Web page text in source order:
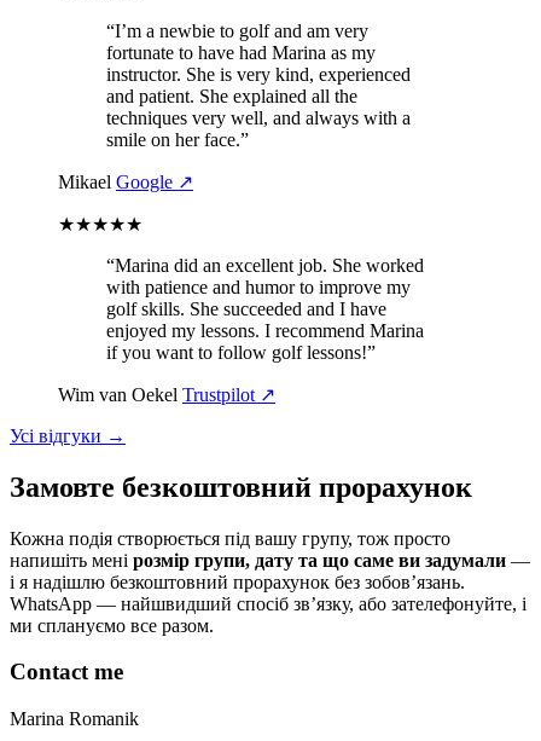
“I’m a newbie to golf and am very
fortunate to have had Marina as my
instructor. She is very kind, experienced
and patient. She explained all the
techniques very well, and always with a
smile on her face.”
Mikael Google ↗
★★★★★
“Marina did an excellent job. She worked
with patience and humor to improve my
golf skills. She succeeded and I have
enjoyed my lessons. I recommend Marina
if you want to follow golf lessons!”
Wim van Oekel Trustpilot ↗
Усі відгуки →
Замовте безкоштовний прорахунок
Кожна подія створюється під вашу групу, тож просто
напишіть мені розмір групи, дату та що саме ви задумали —
і я надішлю безкоштовний прорахунок без зобов’язань.
WhatsApp — найшвидший спосіб зв’язку, або зателефонуйте, і
ми сплануємо все разом.
Contact me
Marina Romanik